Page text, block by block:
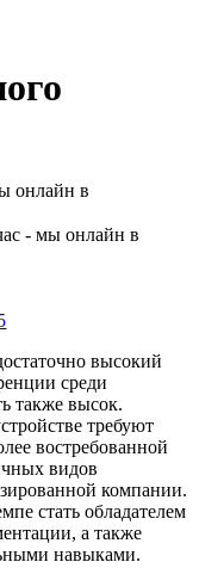
онлайн в
- мы онлайн в
высокий
среди
также высок.
требуют
востребованной
видов
компании.
стать обладателем
а также
навыками.